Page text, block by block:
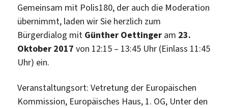
Gemeinsam mit Polis180, der auch die Moderation
übernimmt, laden wir Sie herzlich zum
Bürgerdialog mit Günther Oettinger am 23.
Oktober 2017 von 12:15 – 13:45 Uhr (Einlass 11:45
Uhr) ein.
Veranstaltungsort: Vetretung der Europäischen
Kommission, Europäisches Haus, 1. OG, Unter den